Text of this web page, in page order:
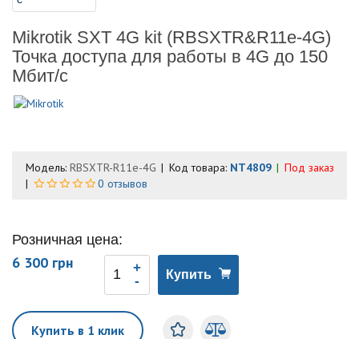
Mikrotik SXT 4G kit (RBSXTR&R11e-4G)
Точка доступа для работы в 4G до 150
Мбит/с
Модель: RBSXTR-R11e-4G Код товара: NT4809
Под заказ
0 отзывов
Розничная цена:
6 300 грн
Купить
Купить в 1 клик